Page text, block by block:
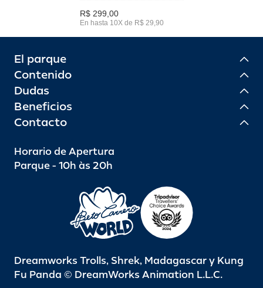
R$ 299,00
En hasta 10X de R$ 29,90
El parque
Contenido
Dudas
Beneficios
Contacto
Horario de Apertura
Parque - 10h às 20h
Dreamworks Trolls, Shrek, Madagascar y Kung
Fu Panda © DreamWorks Animation L.L.C.